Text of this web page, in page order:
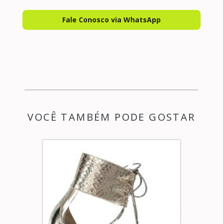
Fale Conosco via WhatsApp
VOCÊ TAMBÉM PODE GOSTAR